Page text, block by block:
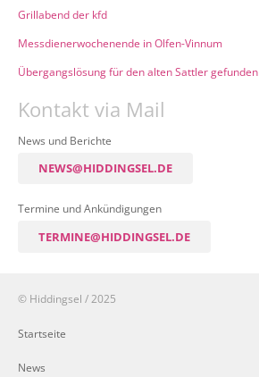
Grillabend der kfd
Messdienerwochenende in Olfen-Vinnum
Übergangslösung für den alten Sattler gefunden
Kontakt via Mail
News und Berichte
NEWS@HIDDINGSEL.DE
Termine und Ankündigungen
TERMINE@HIDDINGSEL.DE
© Hiddingsel / 2025
Startseite
News